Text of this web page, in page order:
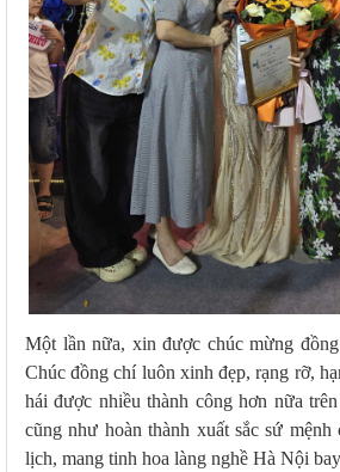
Một lần nữa, xin được chúc mừng
Chúc đồng chí luôn xinh đẹp, rạng rỡ,
hái được nhiều thành công hơn nữa
cũng như hoàn thành xuất sắc sứ
lịch, mang tinh hoa làng nghề Hà Nội